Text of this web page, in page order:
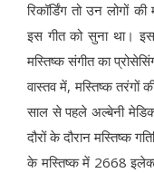
रिकॉर्डिंग तो उन लोगों
इस गीत को सुना था।
मस्तिष्क संगीत का
वास्तव में, मस्तिष्क तरंगों
साल से पहले अल्बेनी
दौरों के दौरान मस्तिष्क
के मस्तिष्क में 2668